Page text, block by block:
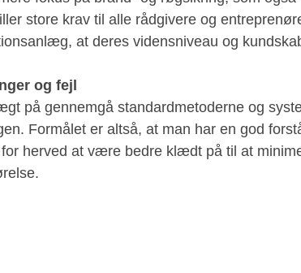
store krav til alle rådgivere og
at deres vidensniveau og
og fejl
på gennemgå standardmetoderne og
Formålet er altså, at man har en god
herved at være bedre klædt på til at